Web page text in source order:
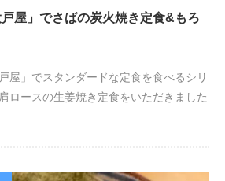
屋」でさばの炭火焼き定食&もろ
屋」でスタンダードな定食を食べるシリ
ロースの生姜焼き定食をいただきました